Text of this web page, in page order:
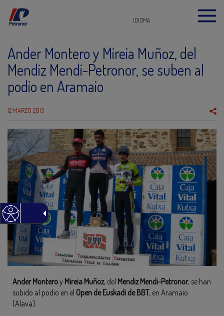
IDIOMA
Ander Montero y Mireia Muñoz, del
Mendiz Mendi-Petronor, se suben al
podio en Aramaio
12 MARZO 2013
Ander Monteroy Mireia Muñoz, del Mendiz Mendi-Petronor, se han
subido al podio en el Open de Euskadi de BBT, en Aramaio
(Alava).